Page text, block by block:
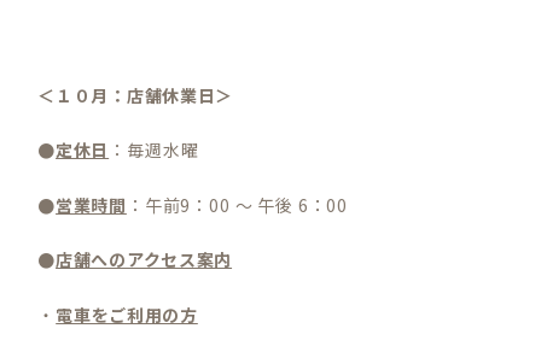
＜１０月：店舗休業日＞
●定休日 ：毎週水曜
●営業時間 ：午前9：00 ～ 午後 6：00
●店舗へのアクセス案内
・ 電車をご利用の方